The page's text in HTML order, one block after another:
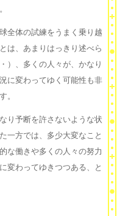
全体の試練をうまく乗り越
は、あまりはっきり述べら
）、多くの人々が、かなり
に変わってゆく可能性も非
。
り予断を許さないような状
一方では、多少大変なこと
な働きや多くの人々の努力
変わってゆきつつある、と